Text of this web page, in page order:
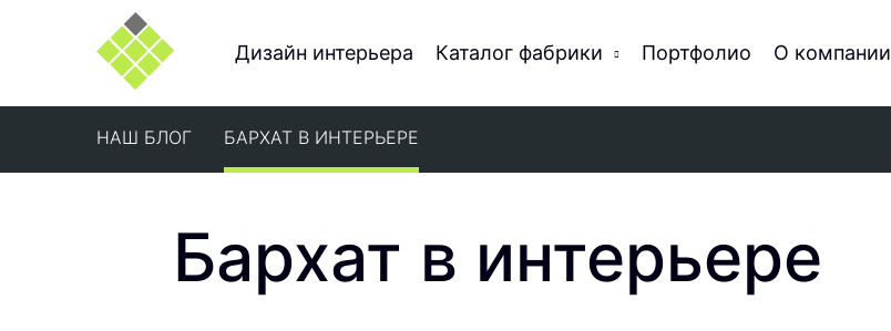
Дизайн интерьера Каталог фабрики Портфолио О компании
НАШ БЛОГ БАРХАТ В ИНТЕРЬЕРЕ
Бархат в интерьере